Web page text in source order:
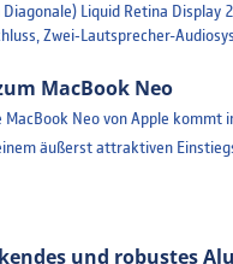
Liquid Retina Display
Zwei‑Lautsprecher-
MacBook Neo
MacBook Neo von Apple
äußerst attraktiven
und robustes